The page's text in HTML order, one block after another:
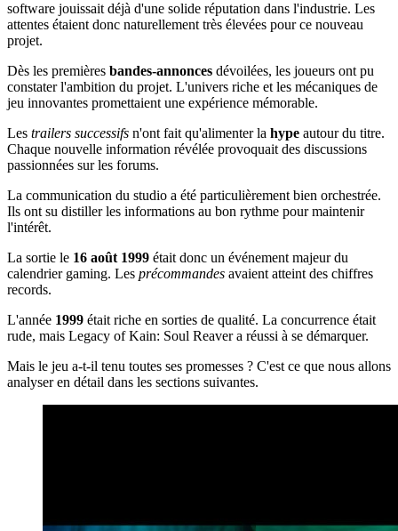
software jouissait déjà d'une solide réputation dans l'industrie. Les
attentes étaient donc naturellement très élevées pour ce nouveau
projet.
Dès les premières bandes-annonces dévoilées, les joueurs ont pu
constater l'ambition du projet. L'univers riche et les mécaniques de
jeu innovantes promettaient une expérience mémorable.
Les trailers successifs n'ont fait qu'alimenter la hype autour du titre.
Chaque nouvelle information révélée provoquait des discussions
passionnées sur les forums.
La communication du studio a été particulièrement bien orchestrée.
Ils ont su distiller les informations au bon rythme pour maintenir
l'intérêt.
La sortie le 16 août 1999 était donc un événement majeur du
calendrier gaming. Les précommandes avaient atteint des chiffres
records.
L'année 1999 était riche en sorties de qualité. La concurrence était
rude, mais Legacy of Kain: Soul Reaver a réussi à se démarquer.
Mais le jeu a-t-il tenu toutes ses promesses ? C'est ce que nous allons
analyser en détail dans les sections suivantes.